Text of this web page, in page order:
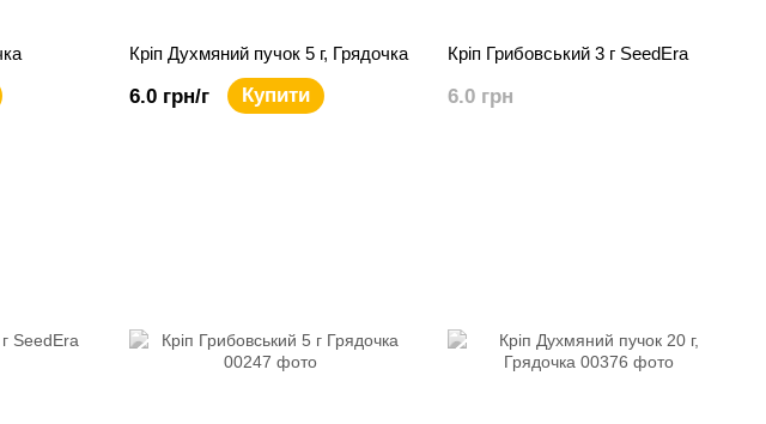
Кріп Духмяний пучок 5 г, Грядочка
6.0 грн/г Купити
Кріп Грибовський 3 г SeedEra
6.0 грн